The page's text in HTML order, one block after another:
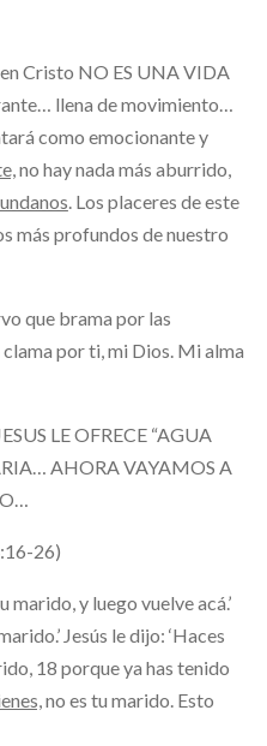
Cristo NO ES UNA VIDA
llena de movimiento…
como emocionante y
no hay nada más aburrido,
. Los placeres de este
más profundos de nuestro
que brama por las
por ti, mi Dios. Mi alma
LE OFRECE “AGUA
AHORA VAYAMOS A
26)
marido, y luego vuelve acá.’
Jesús le dijo: ‘Haces
18 porque ya has tenido
no es tu marido. Esto